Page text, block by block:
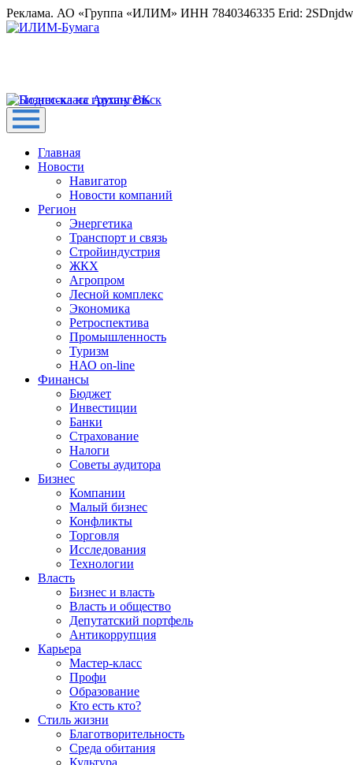
Реклама. АО «Группа «ИЛИМ» ИНН 7840346335 Erid:
Главная
Новости
Навигатор
Новости компаний
Регион
Энергетика
Транспорт и связь
Стройиндустрия
ЖКХ
Агропром
Лесной комплекс
Экономика
Ретроспектива
Промышленность
Туризм
НАО on-line
Финансы
Бюджет
Инвестиции
Банки
Страхование
Налоги
Советы аудитора
Бизнес
Компании
Малый бизнес
Конфликты
Торговля
Исследования
Технологии
Власть
Бизнес и власть
Власть и общество
Депутатский портфель
Антикоррупция
Карьера
Мастер-класс
Профи
Образование
Кто есть кто?
Стиль жизни
Благотворительность
Среда обитания
Культура